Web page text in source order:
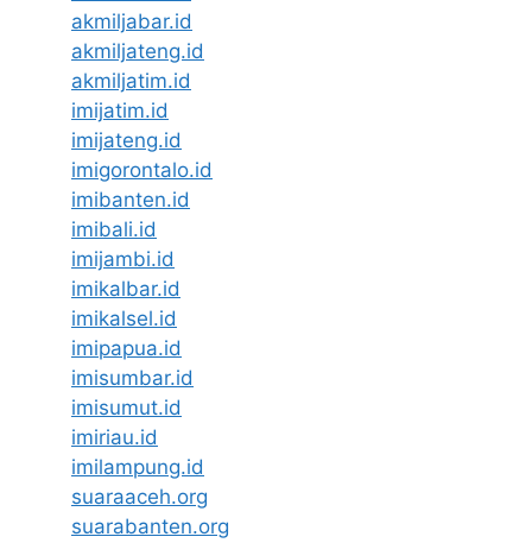
akmiljabar.id
akmiljateng.id
akmiljatim.id
imijatim.id
imijateng.id
imigorontalo.id
imibanten.id
imibali.id
imijambi.id
imikalbar.id
imikalsel.id
imipapua.id
imisumbar.id
imisumut.id
imiriau.id
imilampung.id
suaraaceh.org
suarabanten.org